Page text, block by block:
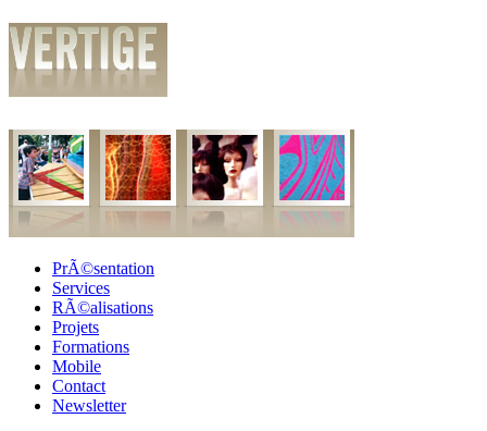
PrÃ©sentation
Services
RÃ©alisations
Projets
Formations
Mobile
Contact
Newsletter